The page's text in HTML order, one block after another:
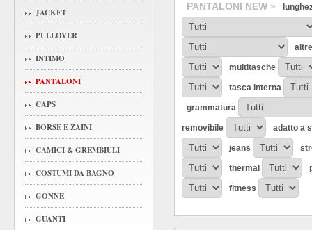
JACKET
PULLOVER
INTIMO
PANTALONI
CAPS
BORSE E ZAINI
CAMICI & GREMBIULI
COSTUMI DA BAGNO
GONNE
GUANTI
PANTALONI NEW »
multitasche
tasca interna
grammatura
removibile adatto a
jeans
thermal
fitness